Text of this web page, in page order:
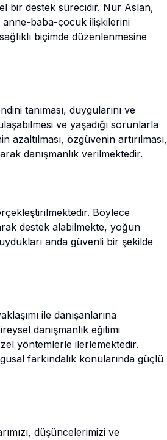
bir destek sürecidir. Nur Aslan,
anne-baba-çocuk ilişkilerini
biçimde düzenlenmesine
tanıması, duygularını ve
ve yaşadığı sorunlarla
azaltılması, özgüvenin artırılması,
danışmanlık verilmektedir.
Böylece
destek alabilmekte, yoğun
anda güvenli bir şekilde
ile danışanlarına
danışmanlık eğitimi
yöntemlerle ilerlemektedir.
farkındalık konularında güçlü
düşüncelerimizi ve